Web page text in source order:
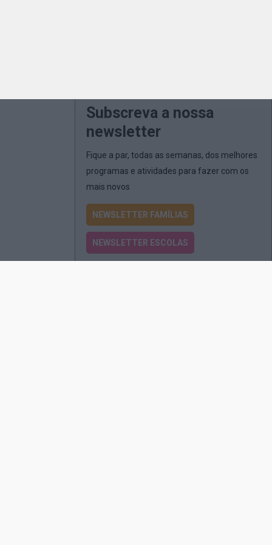
Subscreva a nossa
newsletter
Fique a par, todas as semanas, dos melhores
programas e atividades para fazer com os
mais novos
NEWSLETTER FAMÍLIAS
NEWSLETTER ESCOLAS